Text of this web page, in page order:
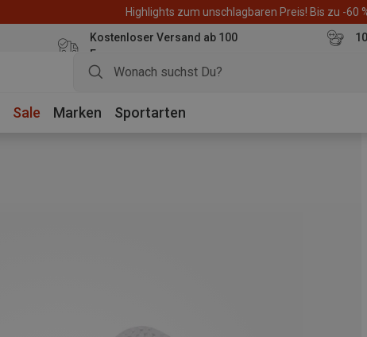
Highlights zum unschlagbaren Preis! Bis zu -60
Kostenloser Versand ab 100
Euro
Sale Marken Sportarten